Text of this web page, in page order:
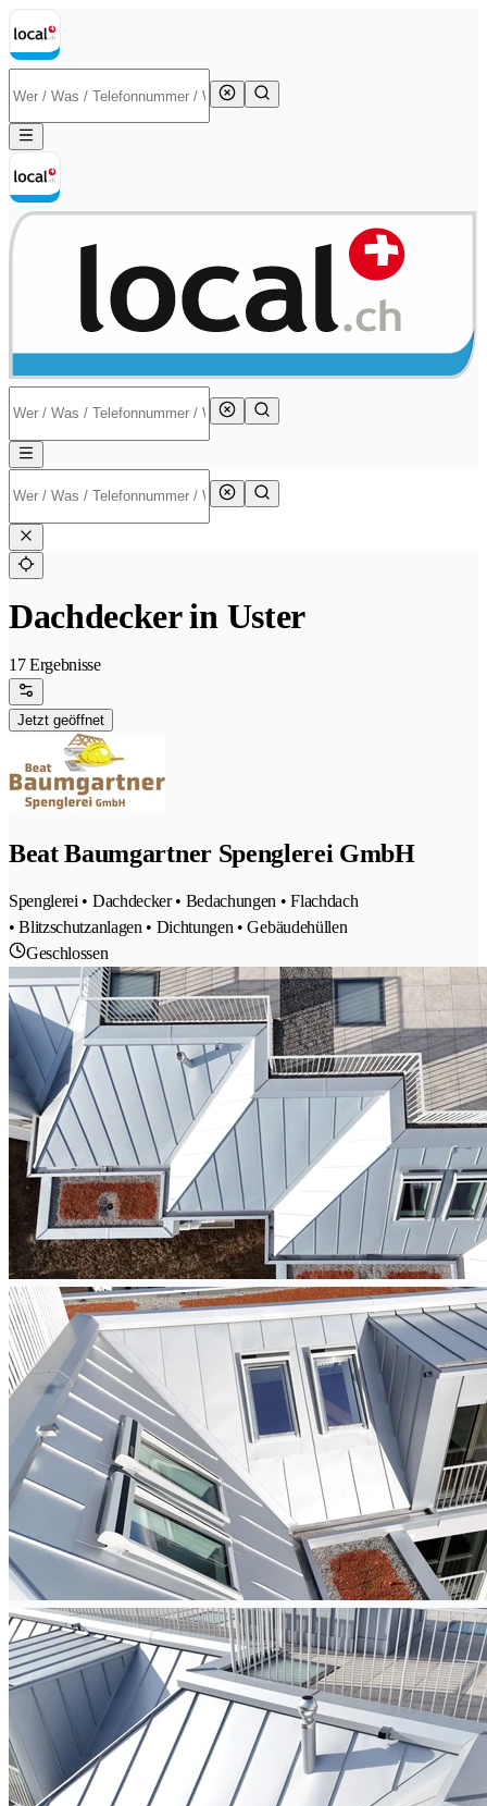
Dachdecker in Uster
17 Ergebnisse
Jetzt geöffnet
Beat Baumgartner Spenglerei GmbH
Spenglerei • Dachdecker • Bedachungen • Flachdach
• Blitzschutzanlagen • Dichtungen • Gebäudehüllen
Geschlossen